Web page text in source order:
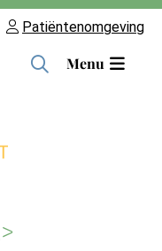
Patiëntenomgeving
H
Menu